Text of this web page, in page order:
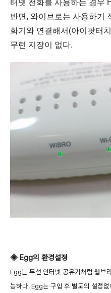
터넷 전화를 사용하는 경우
반면, 와이브로는 사용하기
화기와 연결해서(아이팟터
무런 지장이 없다.
◈ Egg의 환경설정
Egg는 무선 인터넷 공유기처럼 웹브
능하다. Egg는 구입 후 별도의 설정